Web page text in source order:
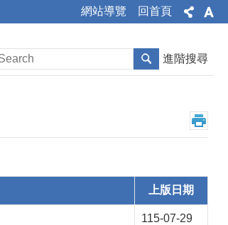
網站導覽 回首頁
進階搜尋
上版日期
115-07-29